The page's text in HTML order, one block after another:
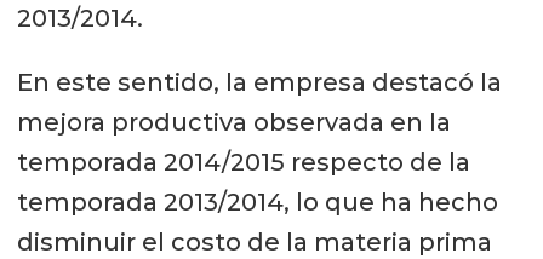
2013/2014.
En este sentido, la empresa destacó la
mejora productiva observada en la
temporada 2014/2015 respecto de la
temporada 2013/2014, lo que ha hecho
disminuir el costo de la materia prima